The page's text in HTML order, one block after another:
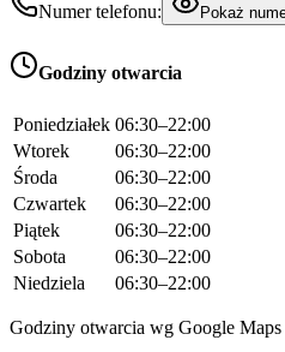
Numer telefonu: Pokaż
Godziny otwarcia
Poniedziałek 06:30–22:00
Wtorek
06:30–22:00
Środa
06:30–22:00
Czwartek
06:30–22:00
Piątek
06:30–22:00
Sobota
06:30–22:00
Niedziela
06:30–22:00
Godziny otwarcia wg Google